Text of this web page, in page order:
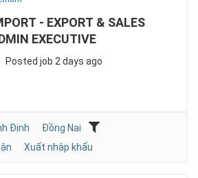
- EXPORT & SALES
EXECUTIVE
Posted job 2 days ago
Định
Đồng Nai
Xuất nhập khẩu